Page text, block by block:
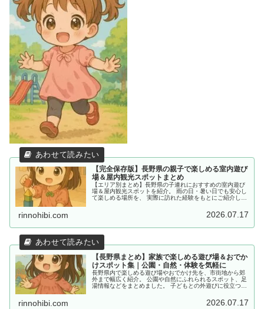
【完全保存版】長野県の親子で楽しめる室内遊び
場＆屋内観光スポットまとめ
【エリア別まとめ】長野県の子連れにおすすめの室内遊び
場＆屋内観光スポットを紹介。 雨の日・暑い日でも安心し
て楽しめる場所を、 実際に訪れた経験をもとにご紹介して
rinnohibi.com 2026.07.17
【長野県まとめ】家族で楽しめる遊び場＆おでか
けスポット集｜公園・自然・体験を気軽に
長野県内で楽しめる遊び場やおでかけ先を、市街地から郊
外まで幅広く紹介。 公園や自然にふれられるスポット、足
湯情報などをまとめました。 子どもとの外遊びに役立つ情
rinnohibi.com 2026.07.17